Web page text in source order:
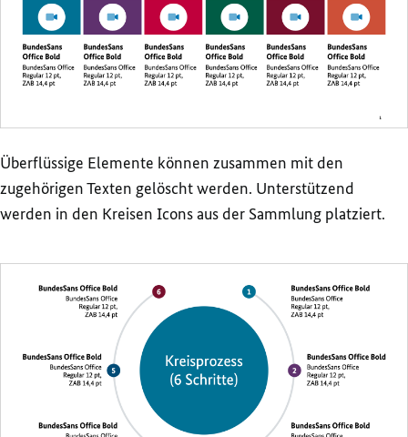
Überflüssige Elemente können zusammen mit den
zugehörigen Texten gelöscht werden. Unterstützend
werden in den Kreisen Icons aus der Sammlung platziert.